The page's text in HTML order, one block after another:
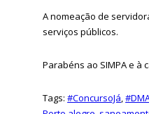
A nomeação de
serviços públicos.
Parabéns ao SIMPA e à
Tags:#ConcursoJá,